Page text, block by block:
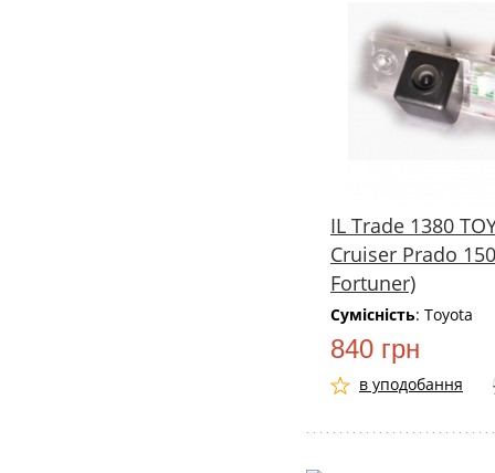
IL Trade 1380
Cruiser Prado
Fortuner)
Сумісність: Toyota
840 грн
в уподобання